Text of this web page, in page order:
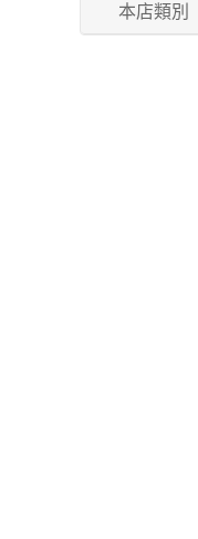
本店類別